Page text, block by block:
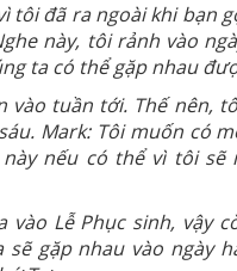
tôi đã ra ngoài khi bạn
này, tôi rảnh vào
ta có thể gặp nhau
vào tuần tới. Thế nên,
Mark: Tôi muốn có
nếu có thể vì tôi sẽ
vào Lễ Phục sinh, vậy
sẽ gặp nhau vào ngày